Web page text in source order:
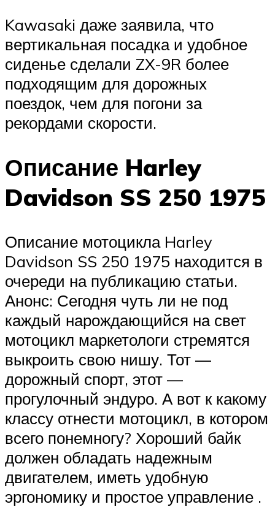
Kawasaki даже заявила, что
вертикальная посадка и удобное
сиденье сделали ZX-9R более
подходящим для дорожных
поездок, чем для погони за
рекордами скорости.
Описание Harley
Davidson SS 250 1975
Описание мотоцикла Harley
Davidson SS 250 1975 находится в
очереди на публикацию статьи.
Анонс: Сегодня чуть ли не под
каждый нарождающийся на свет
мотоцикл маркетологи стремятся
выкроить свою нишу. Тот —
дорожный спорт, этот —
прогулочный эндуро. А вот к какому
классу отнести мотоцикл, в котором
всего понемногу? Хороший байк
должен обладать надежным
двигателем, иметь удобную
эргономику и простое управление .